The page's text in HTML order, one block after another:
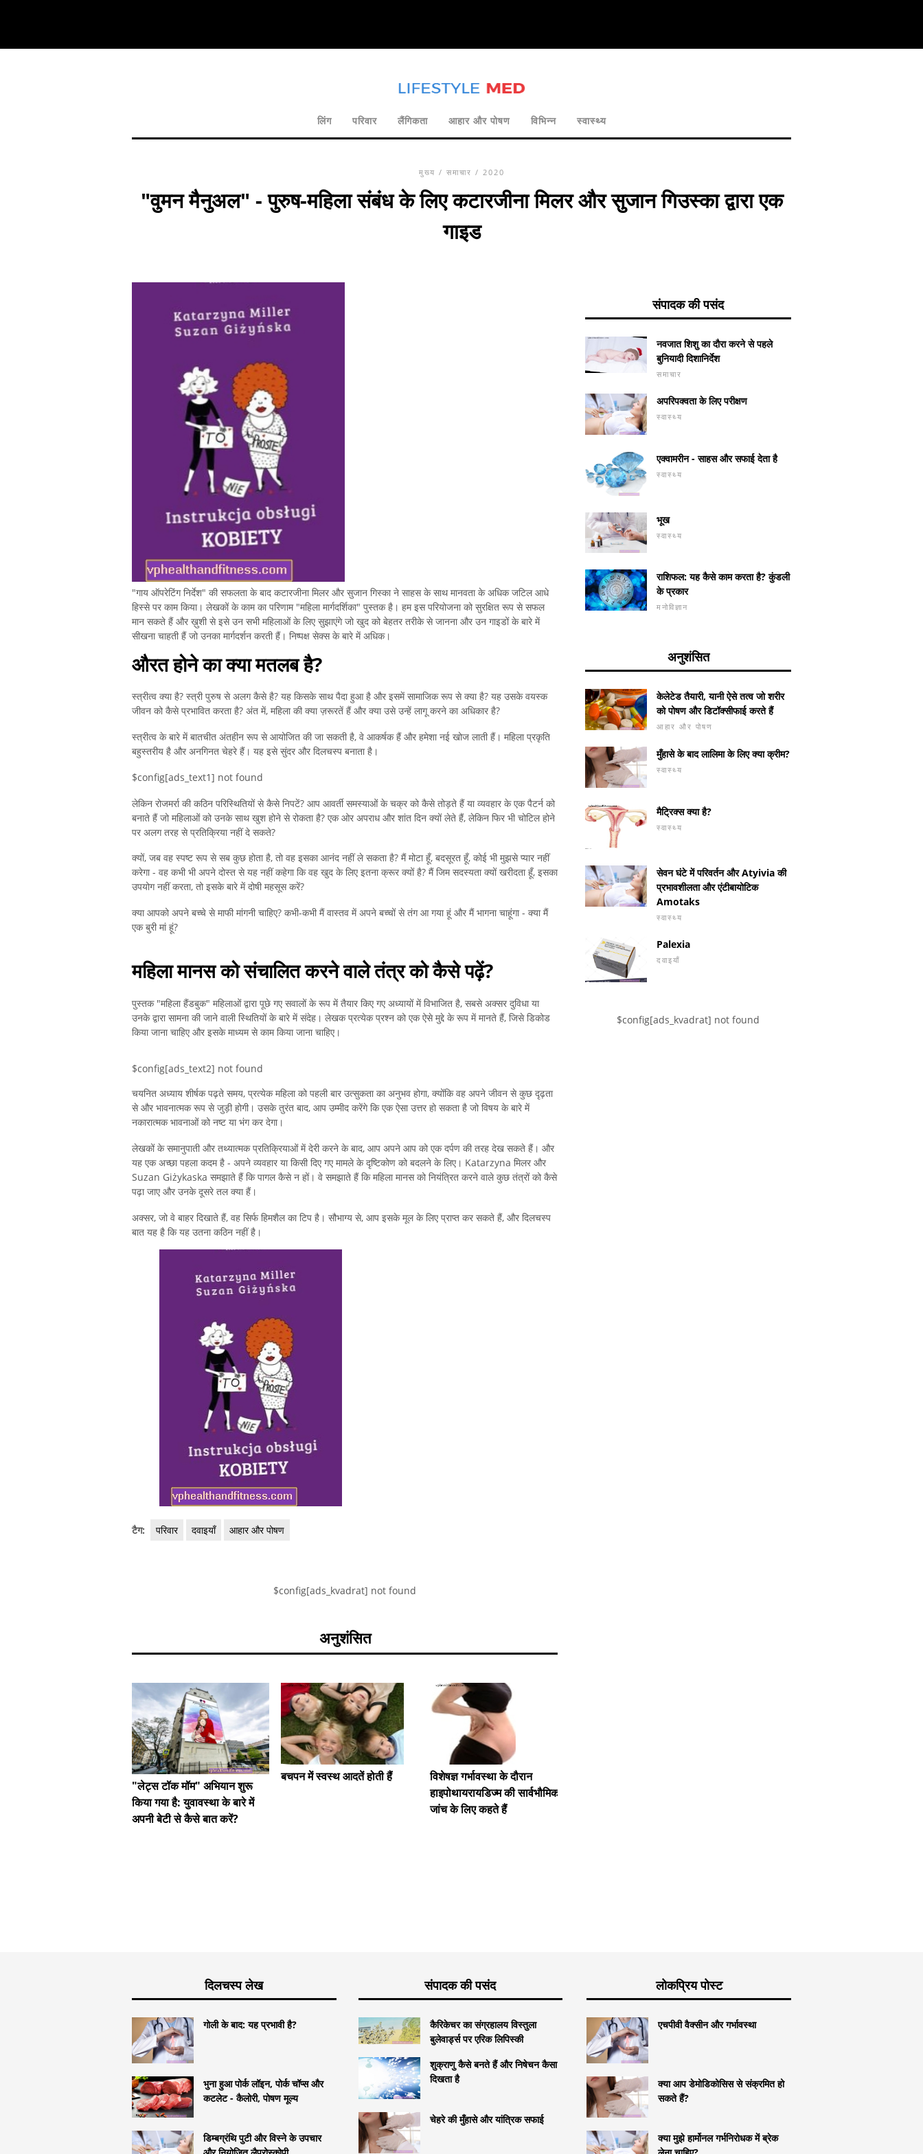
लिंग परिवार लैंगिकता आहार और पोषण विभिन्न स्वास्थ्य
मुख्य / समाचार / 2020
"वुमन मैनुअल" - पुरुष-महिला संबंध के लिए कटारजीना मिलर और सुजान गिउस्का द्वारा एक
गाइड
"गाय ऑपरेटिंग निर्देश" की सफलता के बाद कटारजीना मिलर और सुजान गिस्का ने साहस के साथ मानवता के अधिक जटिल आधे
हिस्से पर काम किया। लेखकों के काम का परिणाम "महिला मार्गदर्शिका" पुस्तक है। हम इस परियोजना को सुरक्षित रूप से सफल
मान सकते हैं और ख़ुशी से इसे उन सभी महिलाओं के लिए सुझाएंगे जो खुद को बेहतर तरीके से जानना और उन गाइडों के बारे में
सीखना चाहती हैं जो उनका मार्गदर्शन करती हैं। निष्पक्ष सेक्स के बारे में अधिक।
औरत होने का क्या मतलब है?
स्त्रीत्व क्या है? स्त्री पुरुष से अलग कैसे है? यह किसके साथ पैदा हुआ है और इसमें सामाजिक रूप से क्या है? यह उसके वयस्क
जीवन को कैसे प्रभावित करता है? अंत में, महिला की क्या ज़रूरतें हैं और क्या उसे उन्हें लागू करने का अधिकार है?
स्त्रीत्व के बारे में बातचीत अंतहीन रूप से आयोजित की जा सकती है, वे आकर्षक हैं और हमेशा नई खोज लाती हैं। महिला प्रकृति
बहुस्तरीय है और अनगिनत चेहरे हैं। यह इसे सुंदर और दिलचस्प बनाता है।
$config[ads_text1] not found
लेकिन रोजमर्रा की कठिन परिस्थितियों से कैसे निपटें? आप आवर्ती समस्याओं के चक्र को कैसे तोड़ते हैं या व्यवहार के एक पैटर्न को
बनाते हैं जो महिलाओं को उनके साथ खुश होने से रोकता है? एक ओर अपराध और शांत दिन क्यों लेते हैं, लेकिन फिर भी चोटिल होने
पर अलग तरह से प्रतिक्रिया नहीं दे सकते?
क्यों, जब वह स्पष्ट रूप से सब कुछ होता है, तो वह इसका आनंद नहीं ले सकता है? मैं मोटा हूँ, बदसूरत हूँ, कोई भी मुझसे प्यार नहीं
करेगा - वह कभी भी अपने दोस्त से यह नहीं कहेगा कि वह खुद के लिए इतना क्रूर क्यों है? मैं जिम सदस्यता क्यों खरीदता हूँ, इसका
उपयोग नहीं करता, तो इसके बारे में दोषी महसूस करें?
क्या आपको अपने बच्चे से माफी मांगनी चाहिए? कभी-कभी मैं वास्तव में अपने बच्चों से तंग आ गया हूं और मैं भागना चाहूंगा - क्या मैं
एक बुरी मां हूं?
महिला मानस को संचालित करने वाले तंत्र को कैसे पढ़ें?
पुस्तक "महिला हैंडबुक" महिलाओं द्वारा पूछे गए सवालों के रूप में तैयार किए गए अध्यायों में विभाजित है, सबसे अक्सर दुविधा या
उनके द्वारा सामना की जाने वाली स्थितियों के बारे में संदेह। लेखक प्रत्येक प्रश्न को एक ऐसे मुद्दे के रूप में मानते हैं, जिसे डिकोड
किया जाना चाहिए और इसके माध्यम से काम किया जाना चाहिए।
$config[ads_text2] not found
चयनित अध्याय शीर्षक पढ़ते समय, प्रत्येक महिला को पहली बार उत्सुकता का अनुभव होगा, क्योंकि वह अपने जीवन से कुछ दृढ़ता
से और भावनात्मक रूप से जुड़ी होगी। उसके तुरंत बाद, आप उम्मीद करेंगे कि एक ऐसा उत्तर हो सकता है जो विषय के बारे में
नकारात्मक भावनाओं को नष्ट या भंग कर देगा।
लेखकों के समानुपाती और तथ्यात्मक प्रतिक्रियाओं में देरी करने के बाद, आप अपने आप को एक दर्पण की तरह देख सकते हैं। और
यह एक अच्छा पहला कदम है - अपने व्यवहार या किसी दिए गए मामले के दृष्टिकोण को बदलने के लिए। Katarzyna मिलर और
Suzan Giżykaska समझाते हैं कि पागल कैसे न हों। वे समझाते हैं कि महिला मानस को नियंत्रित करने वाले कुछ तंत्रों को कैसे
पढ़ा जाए और उनके दूसरे तल क्या हैं।
अक्सर, जो वे बाहर दिखाते हैं, वह सिर्फ हिमशैल का टिप है। सौभाग्य से, आप इसके मूल के लिए प्राप्त कर सकते हैं, और दिलचस्प
बात यह है कि यह उतना कठिन नहीं है।
टैग: परिवार दवाइयाँ आहार और पोषण
$config[ads_kvadrat] not found
अनुशंसित
"लेट्स टॉक मॉम" अभियान शुरू
किया गया है: युवावस्था के बारे में
अपनी बेटी से कैसे बात करें?
बचपन में स्वस्थ आदतें होती हैं
विशेषज्ञ गर्भावस्था के दौरान
हाइपोथायरायडिज्म की सार्वभौमिक
जांच के लिए कहते हैं
संपादक की पसंद
नवजात शिशु का दौरा करने से पहले
बुनियादी दिशानिर्देश
समाचार
अपरिपक्वता के लिए परीक्षण
स्वास्थ्य
एक्वामरीन - साहस और सफाई देता है
स्वास्थ्य
भूख
स्वास्थ्य
राशिफल: यह कैसे काम करता है? कुंडली
के प्रकार
मनोविज्ञान
अनुशंसित
केलेटेड तैयारी, यानी ऐसे तत्व जो शरीर
को पोषण और डिटॉक्सीफाई करते हैं
आहार और पोषण
मुँहासे के बाद लालिमा के लिए क्या क्रीम?
स्वास्थ्य
मैट्रिक्स क्या है?
स्वास्थ्य
सेवन घंटे में परिवर्तन और Atyivia की
प्रभावशीलता और एंटीबायोटिक
Amotaks
स्वास्थ्य
Palexia
दवाइयाँ
$config[ads_kvadrat] not found
दिलचस्प लेख
गोली के बाद: यह प्रभावी है?
भुना हुआ पोर्क लॉइन, पोर्क चॉप्स और
कटलेट - कैलोरी, पोषण मूल्य
डिम्बग्रंथि पुटी और विस्ने के उपचार
संपादक की पसंद
कैरिकेचर का संग्रहालय विस्तुला
बुलेवार्ड्स पर एरिक लिपिस्की
शुक्राणु कैसे बनते हैं और निषेचन कैसा
दिखता है
चेहरे की मुँहासे और यांत्रिक सफाई
लोकप्रिय पोस्ट
एचपीवी वैक्सीन और गर्भावस्था
क्या आप डेमोडिकोसिस से संक्रमित हो
सकते हैं?
क्या मुझे हार्मोनल गर्भनिरोधक में ब्रेक